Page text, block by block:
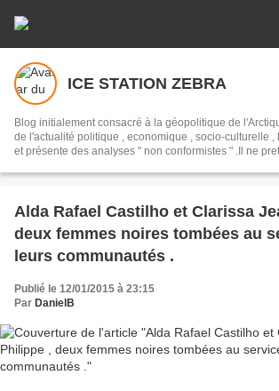
ICE STATION ZEBRA
Blog initialement consacré à la géopolitique de l'Arctique . Il traite
de l'actualité politique , economique , socio-culturelle ,
et présente des analyses " non conformistes " .Il ne
pretendues " analyses " syndiquées des " mediats
Alda Rafael Castilho et Clarissa
deux femmes noires tombées au
leurs communautés .
Publié le 12/01/2015 à 23:15
Par DanielB